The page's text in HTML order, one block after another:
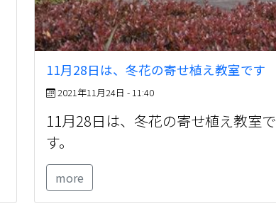
11月28日は、冬花の寄せ植え教室です
2021年11月24日 - 11:40
11月28日は、冬花の寄せ植え教室で
す。
more